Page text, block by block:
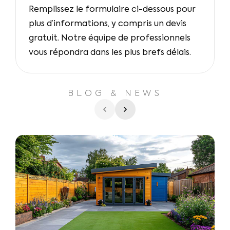
Remplissez le formulaire ci-dessous pour
plus d’informations, y compris un devis
gratuit. Notre équipe de professionnels
vous répondra dans les plus brefs délais.
BLOG & NEWS